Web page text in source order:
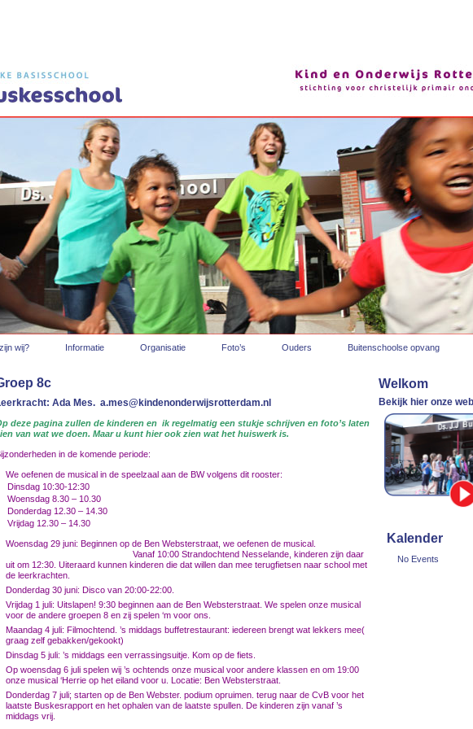
wij? Informatie Organisatie Foto’s Ouders Buitenschoolse opvang
8c
Ada Mes. a.mes@kindenonderwijsrotterdam.nl
deze pagina zullen de kinderen en ik regelmatig een stukje schrijven en foto’s laten
van wat we doen. Maar u kunt hier ook zien wat het huiswerk is.
in de komende periode:
We oefenen de musical in de speelzaal aan de BW volgens dit rooster:
Dinsdag 10:30-12:30
Woensdag 8.30 – 10.30
Donderdag 12.30 – 14.30
Vrijdag 12.30 – 14.30
Woensdag 29 juni: Beginnen op de Ben Websterstraat, we oefenen de musical.
Vanaf 10:00 Strandochtend Nesselande, kinderen zijn daar
uit om 12:30. Uiteraard kunnen kinderen die dat willen dan mee terugfietsen naar school met
de leerkrachten.
Donderdag 30 juni: Disco van 20:00-22:00.
Vrijdag 1 juli: Uitslapen! 9:30 beginnen aan de Ben Websterstraat. We spelen onze musical
voor de andere groepen 8 en zij spelen ‘m voor ons.
Maandag 4 juli: Filmochtend. ’s middags buffetrestaurant: iedereen brengt wat lekkers mee(
graag zelf gebakken/gekookt)
Dinsdag 5 juli: ’s middags een verrassingsuitje. Kom op de fiets.
Op woensdag 6 juli spelen wij ’s ochtends onze musical voor andere klassen en om 19:00
onze musical ‘Herrie op het eiland voor u. Locatie: Ben Websterstraat.
Donderdag 7 juli; starten op de Ben Webster. podium opruimen. terug naar de CvB voor het
laatste Buskesrapport en het ophalen van de laatste spullen. De kinderen zijn vanaf ’s
middags vrij.
Welkom
Bekijk hier onze
Kalender
No Events